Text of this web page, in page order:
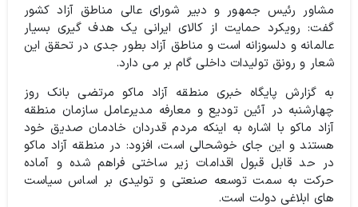
مشاور رئیس جمهور و دبیر شورای عالی مناطق آزاد کشور
گفت: رویکرد حمایت از کالای ایرانی یک هدف گیری بسیار
عالمانه و دلسوزانه‌ است و مناطق آزاد بطور جدی در تحقق این
شعار و رونق تولیدات داخلی گام بر می دارد.
به گزارش پایگاه خبری منطقه آزاد ماکو مرتضی بانک روز
چهارشنبه در آئین تودیع و معارفه مدیرعامل سازمان منطقه
آزاد ماکو با اشاره به اینکه مردم قدردان خادمان صدیق خود
هستند و این جای خوشحالی است، افزود: در منطقه آزاد ماکو
در حد قابل قبول اقدامات زیر ساختی فراهم شده و آماده
حرکت به سمت توسعه صنعتی و تولیدی بر اساس سیاست
های ابلاغی دولت است.